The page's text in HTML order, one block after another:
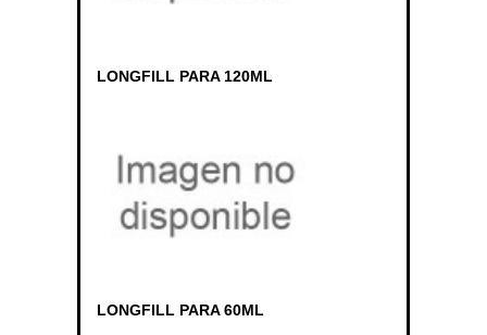
LONGFILL PARA 120ML
LONGFILL PARA 60ML